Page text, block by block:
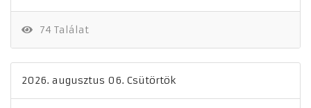
74 Találat
2026. augusztus 06. Csütörtök